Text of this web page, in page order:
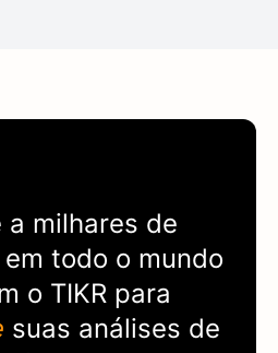
milhares de
todo o mundo
o TIKRpara
suas análises de